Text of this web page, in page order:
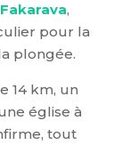
Fakarava,
pour la
plongée.
14 km, un
église à
tout